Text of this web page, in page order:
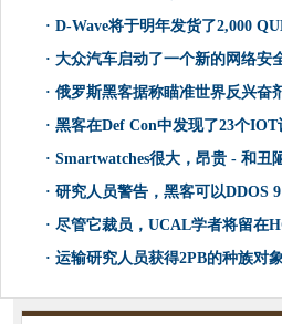
· D-Wave将于明年发货了2,000
· 大众汽车启动了一个新的网络安
· 俄罗斯黑客据称瞄准世界反兴奋
· 黑客在Def Con中发现了23个IOT
· Smartwatches很大，昂贵 - 和丑
· 研究人员警告，黑客可以DDOS
· 尽管它裁员，UCAL学者将留在
· 运输研究人员获得2PB的种族对